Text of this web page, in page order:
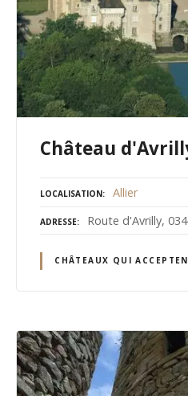
Château
LOCALISATION Allier
ADRESSE Route d'Avrilly,
CHÂTEAUX QUI